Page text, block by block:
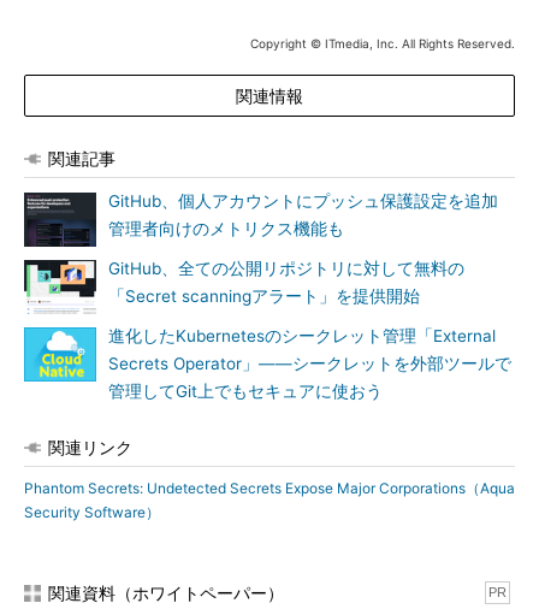
Copyright © ITmedia, Inc. All Rights Reserved.
関連情報
関連記事
GitHub、個人アカウントにプッシュ保護設定を追加
管理者向けのメトリクス機能も
GitHub、全ての公開リポジトリに対して無料の
「Secret scanningアラート」を提供開始
進化したKubernetesのシークレット管理「External
Secrets Operator」――シークレットを外部ツールで
管理してGit上でもセキュアに使おう
関連リンク
Phantom Secrets: Undetected Secrets Expose Major Corporations（Aqua
Security Software）
関連資料（ホワイトペーパー） PR